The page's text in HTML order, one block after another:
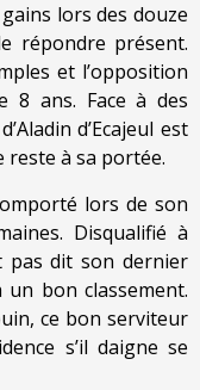
lors des douze
répondre présent.
et l’opposition
8 ans. Face à des
d’Ecajeul est
reste à sa portée.
lors de son
Disqualifié à
pas dit son dernier
bon classement.
ce bon serviteur
s’il daigne se